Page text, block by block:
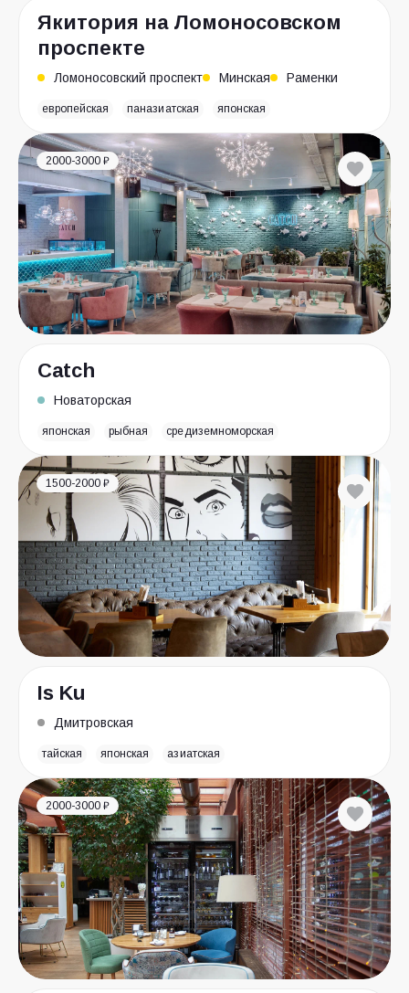
Якитория на Ломоносовском
проспекте
Ломоносовский проспект Минская Раменки
европейская паназиатская японская
2000-3000 ₽
Catch
Новаторская
японская рыбная средиземноморская
1500-2000 ₽
Is Ku
Дмитровская
тайская японская азиатская
2000-3000 ₽